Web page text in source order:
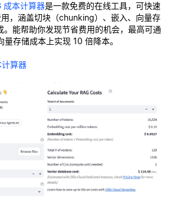
成本计算器是一款免费的在线工具，可快速
，涵盖切块（chunking）、嵌入、向量存
能帮助你发现节省费用的机会，最高可通
存储成本上实现 10 倍降本。
计算器